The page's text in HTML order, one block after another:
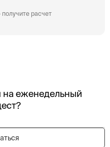
расчет
на еженедельный